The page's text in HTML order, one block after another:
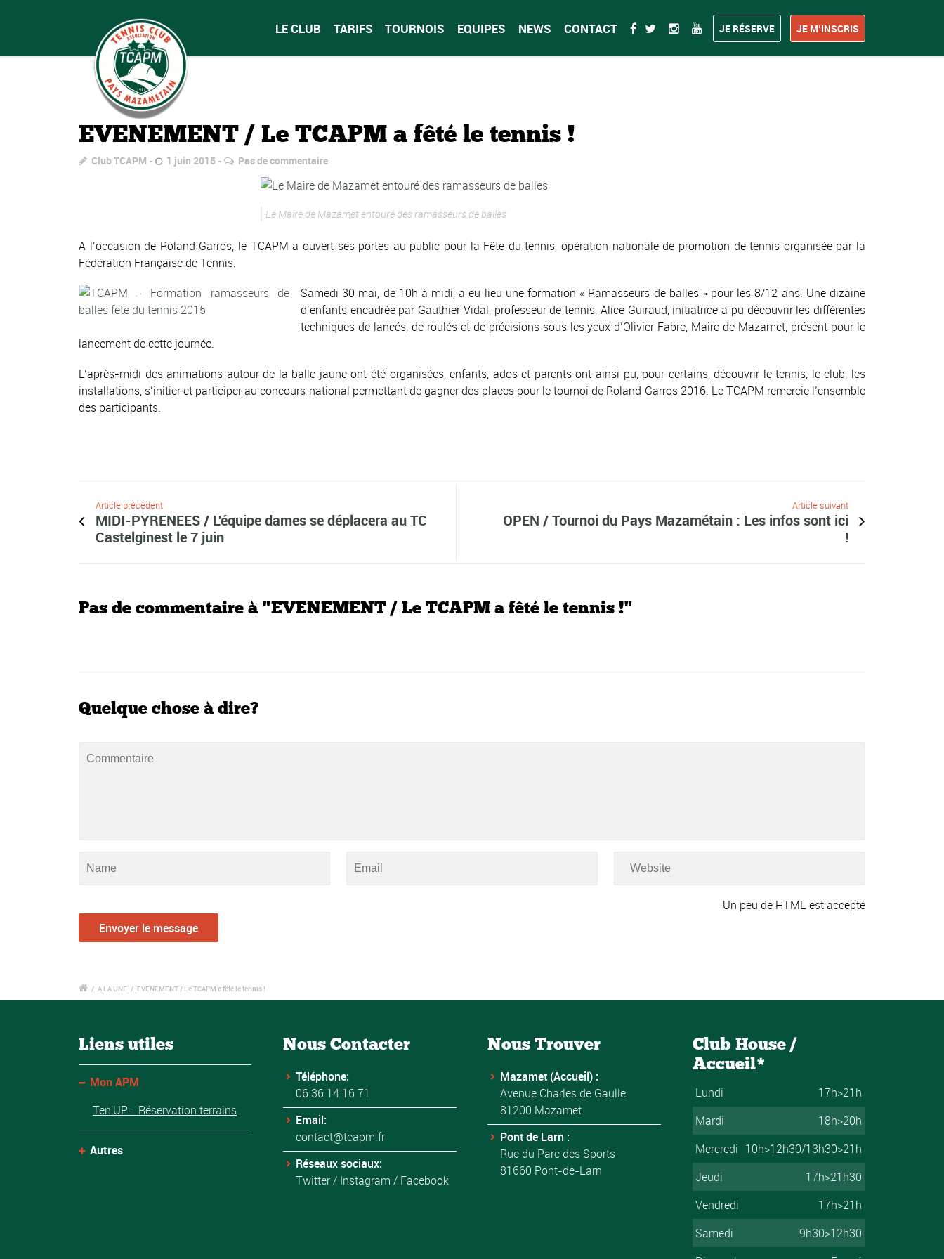
LE CLUB TARIFS TOURNOIS EQUIPES NEWS CONTACT JE RÉSERVE JE M’INSCRIS
EVENEMENT / Le TCAPM a fêté le tennis !
Club TCAPM 1 juin 2015 Pas de commentaire
Le Maire de Mazamet entouré des ramasseurs de balles
A l’occasion de Roland Garros, le TCAPM a ouvert ses portes au public pour la Fête du tennis, opération nationale de promotion de tennis organisée par la
Fédération Française de Tennis.
Samedi 30 mai, de 10h à midi, a eu lieu une formation « Ramasseurs de balles » pour les 8/12 ans. Une dizaine
d’enfants encadrée par Gauthier Vidal, professeur de tennis, Alice Guiraud, initiatrice a pu découvrir les différentes
techniques de lancés, de roulés et de précisions sous les yeux d’Olivier Fabre, Maire de Mazamet, présent pour le
lancement de cette journée.
L’après-midi des animations autour de la balle jaune ont été organisées, enfants, ados et parents ont ainsi pu, pour certains, découvrir le tennis, le club, les
installations, s’initier et participer au concours national permettant de gagner des places pour le tournoi de Roland Garros 2016. Le TCAPM remercie l’ensemble
des participants.
Article précédent
MIDI-PYRENEES / L'équipe dames se déplacera au TC
Castelginest le 7 juin
Article suivant
OPEN / Tournoi du Pays Mazamétain : Les infos sont ici
!
Pas de commentaire à "EVENEMENT / Le TCAPM a fêté le tennis !"
Quelque chose à dire?
Un peu de HTML est accepté
/ A LA UNE / EVENEMENT / Le TCAPM a fêté le tennis !
Liens utiles
Mon APM
Ten'UP - Réservation terrains
Autres
Nous Contacter
Téléphone:
06 36 14 16 71
Email:
contact@tcapm.fr
Réseaux sociaux:
Twitter/ Instagram / Facebook
Nous Trouver
Mazamet (Accueil) :
Avenue Charles de Gaulle
81200 Mazamet
Pont de Larn :
Rue du Parc des Sports
81660 Pont-de-Larn
Club House /
Accueil*
Lundi
17h>21h
Mardi
18h>20h
Mercredi 10h>12h30/13h30>21h
Jeudi
17h>21h30
Vendredi
17h>21h
Samedi
9h30>12h30